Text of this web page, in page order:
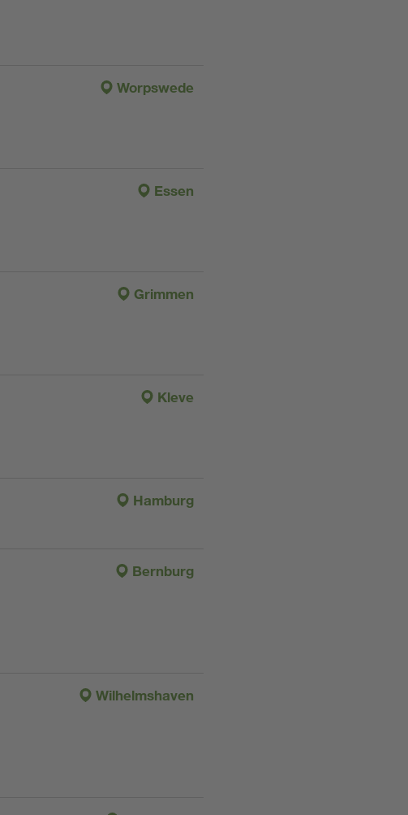
Worpswede
Essen
Grimmen
Kleve
Hamburg
Bernburg
Wilhelmshaven